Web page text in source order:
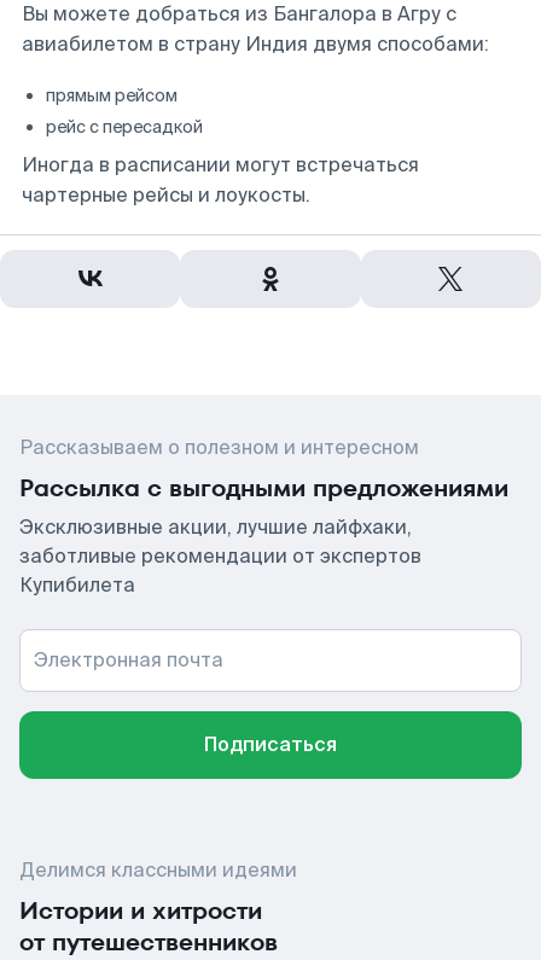
Вы можете добраться из Бангалора в Агру с
авиабилетом в страну Индия двумя способами:
прямым рейсом
рейс с пересадкой
Иногда в расписании могут встречаться
чартерные рейсы и лоукосты.
Рассказываем о полезном и интересном
Рассылка с выгодными предложениями
Эксклюзивные акции, лучшие лайфхаки,
заботливые рекомендации от экспертов
Купибилета
Электронная почта
Подписаться
Делимся классными идеями
Истории и хитрости
от путешественников